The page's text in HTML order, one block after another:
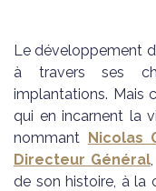
Le développement
à travers ses
implantations. Mais
qui en incarnent la
nommant Nicolas
Directeur Général,
de son histoire, à la